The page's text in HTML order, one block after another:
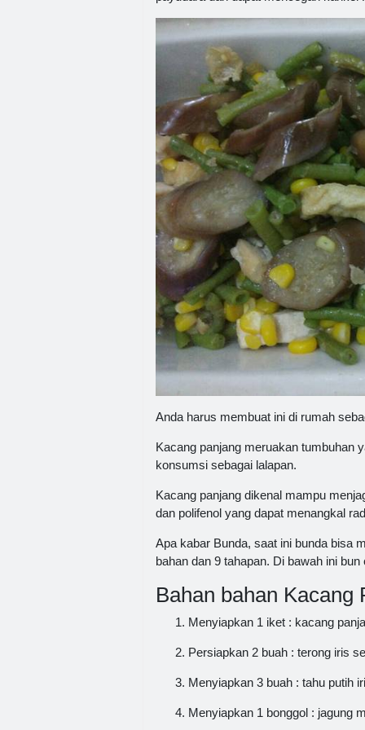
Anda harus membuat ini di rumah
Kacang panjang meruakan tumbuhan
konsumsi sebagai lalapan.
Kacang panjang dikenal mampu
dan polifenol yang dapat menangkal
Apa kabar Bunda, saat ini bunda bisa
bahan dan 9 tahapan. Di bawah ini
Bahan bahan
Menyiapkan 1 iket : kacang
Persiapkan 2 buah : terong iris
Menyiapkan 3 buah : tahu putih
Menyiapkan 1 bonggol : jagung